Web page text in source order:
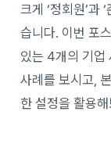
크게 ‘정회원’과
습니다. 이번 포
있는 4개의 기업
사례를 보시고,
한 설정을 활용